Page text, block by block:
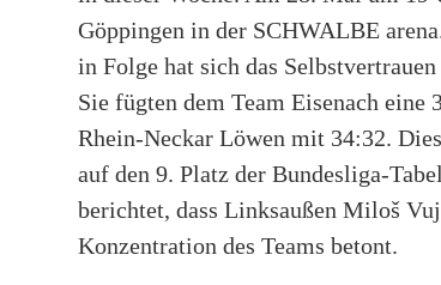
Göppingen in der SCHWALBE
in Folge hat sich das
Sie fügten dem Team Eisenach
Rhein-Neckar Löwen mit 34:32.
auf den 9. Platz der Bundesliga-
berichtet, dass Linksaußen Miloš
Konzentration des Teams betont.